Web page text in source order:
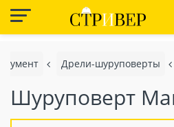
Дрели-шуруповерты
Шуруповерт